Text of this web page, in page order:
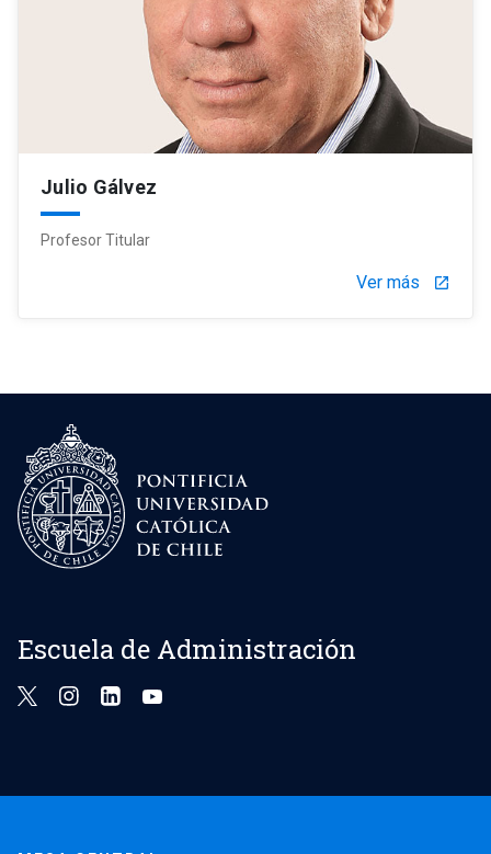
Julio Gálvez
Profesor Titular
Ver más launch
Escuela de Administración